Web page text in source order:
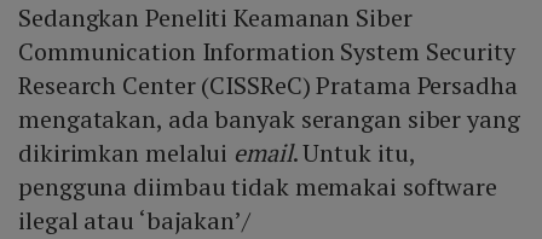
Sedangkan Peneliti Keamanan Siber
Communication Information System Security
Research Center (CISSReC) Pratama Persadha
mengatakan, ada banyak serangan siber yang
dikirimkan melalui email. Untuk itu,
pengguna diimbau tidak memakai software
ilegal atau ‘bajakan’/